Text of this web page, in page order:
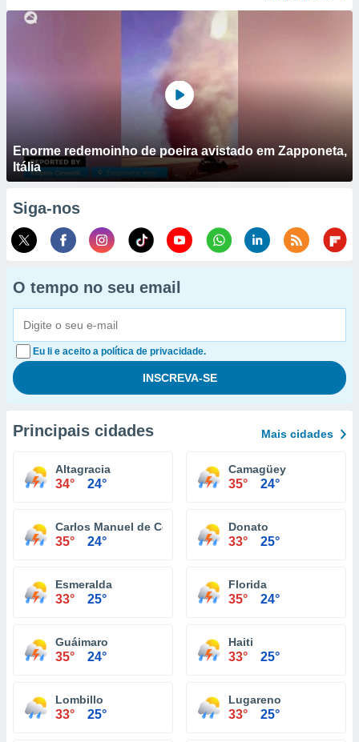
Enorme redemoinho de poeira avistado em Zapponeta,
Itália
Siga-nos
O tempo no seu email
Eu li e aceito a política de privacidade.
Principais cidades Mais cidades
Altagracia
34° 24°
Camagüey
35° 24°
Carlos Manuel de Céspedes
35° 24°
Donato
33° 25°
Esmeralda
33° 25°
Florida
35° 24°
Guáimaro
35° 24°
Haiti
33° 25°
Lombillo
33° 25°
Lugareno
33° 25°